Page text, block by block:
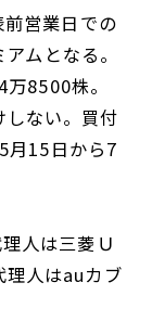
営業日での
ムとなる。
8500株。
ない。買付
月15日から7
人は三菱Ｕ
理人はauカブ